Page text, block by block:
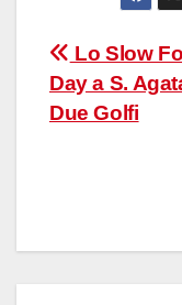
articoli
Lo Slow
Day a S.
Due Golfi